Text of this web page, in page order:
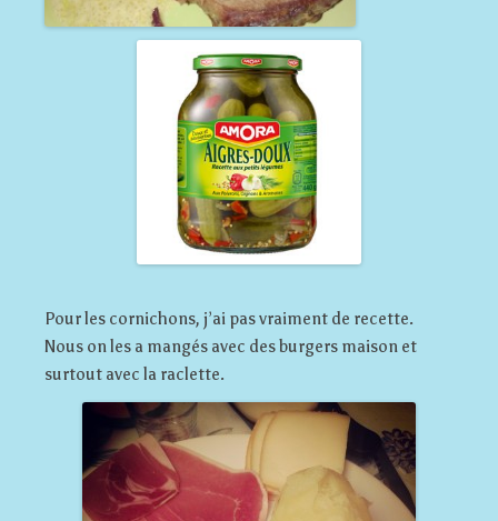
Pour les cornichons, j’ai pas vraiment de recette.
Nous on les a mangés avec des burgers maison et
surtout avec la raclette.